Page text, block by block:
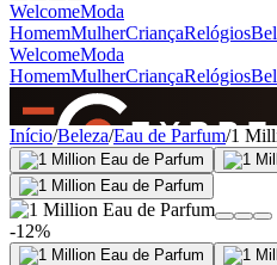
WelcomeModa
HomemMulherCriançaRelógios
WelcomeModa
HomemMulherCriançaRelógios
SINCE 2005
+de 36.000 reviews
Início/Beleza/Eau de Parfum/1
-12%